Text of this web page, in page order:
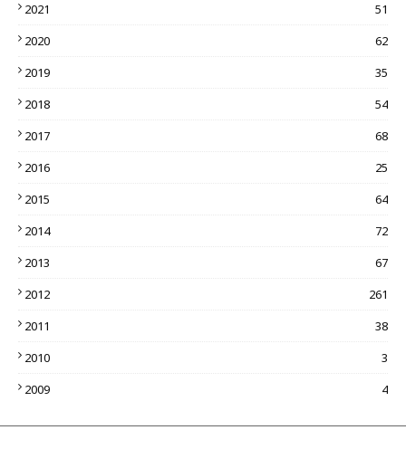
2021
51
2020
62
2019
35
2018
54
2017
68
2016
25
2015
64
2014
72
2013
67
2012
261
2011
38
2010
3
2009
4